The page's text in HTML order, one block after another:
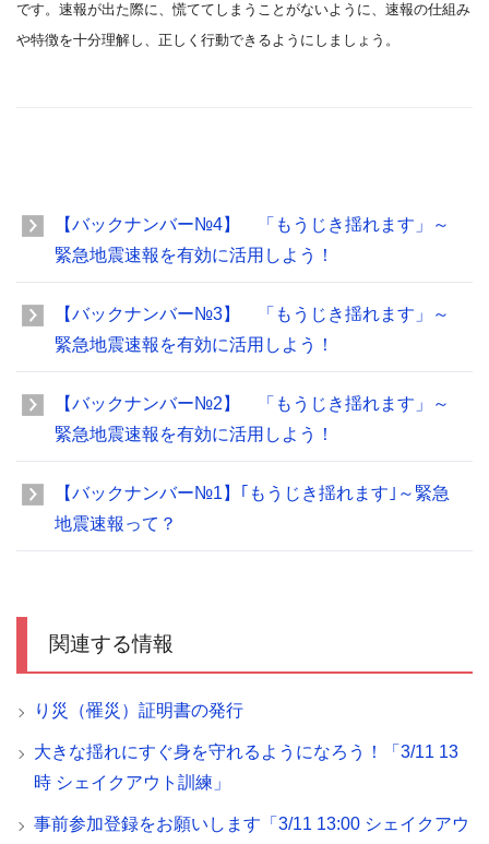
です。速報が出た際に、慌ててしまうことがないように、速報の仕組み
や特徴を十分理解し、正しく行動できるようにしましょう。
【バックナンバー№4】 「もうじき揺れます」～
緊急地震速報を有効に活用しよう！
【バックナンバー№3】 「もうじき揺れます」～
緊急地震速報を有効に活用しよう！
【バックナンバー№2】 「もうじき揺れます」～
緊急地震速報を有効に活用しよう！
【バックナンバー№1】｢もうじき揺れます｣～緊急
地震速報って？
関連する情報
り災（罹災）証明書の発行
大きな揺れにすぐ身を守れるようになろう！「3/11 13
時 シェイクアウト訓練」
事前参加登録をお願いします「3/11 13:00 シェイクアウ